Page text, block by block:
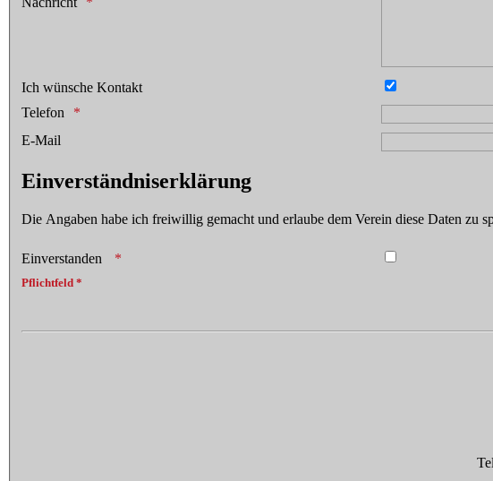
Ich wünsche Kontakt
Telefon
E-Mail
Einverständniserklärung
Die Angaben habe ich freiwillig gemacht und erlaube dem Verein diese Daten zu
Einverstanden
Pflichtfeld *